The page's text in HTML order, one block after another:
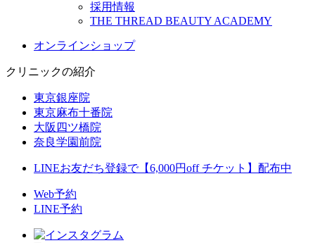
採用情報
THE THREAD BEAUTY ACADEMY
オンラインショップ
クリニックの紹介
東京銀座院
東京麻布十番院
大阪四ツ橋院
奈良学園前院
LINEお友だち登録で【6,000円off チケット】配布中
Web予約
LINE予約